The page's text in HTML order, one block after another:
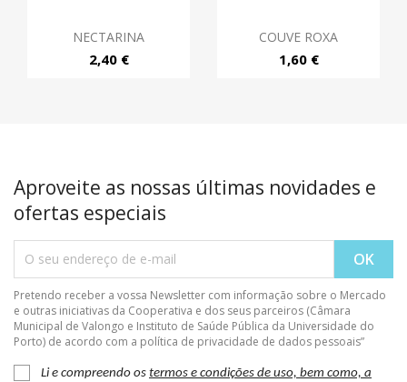
NECTARINA
2,40 €
COUVE ROXA
1,60 €
Aproveite as nossas últimas novidades e
ofertas especiais
Pretendo receber a vossa Newsletter com informação sobre o Mercado
e outras iniciativas da Cooperativa e dos seus parceiros (Câmara
Municipal de Valongo e Instituto de Saúde Pública da Universidade do
Porto) de acordo com a política de privacidade de dados pessoais”
Li e compreendo os termos e condições de uso, bem como, a